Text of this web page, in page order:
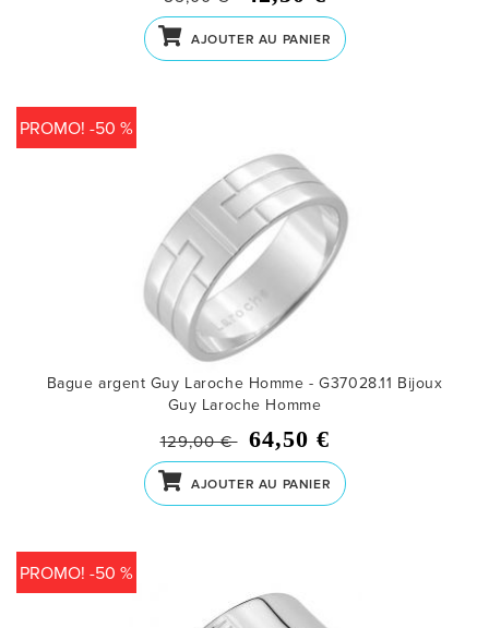
AJOUTER AU PANIER
PROMO! -50 %
Bague argent Guy Laroche Homme - G37028.11 Bijoux
Guy Laroche Homme
129,00 € 64,50 €
AJOUTER AU PANIER
PROMO! -50 %